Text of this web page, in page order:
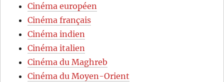
Cinéma européen
Cinéma français
Cinéma indien
Cinéma italien
Cinéma du Maghreb
Cinéma du Moyen-Orient